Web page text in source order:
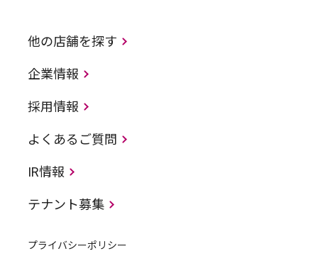
他の店舗を探す
企業情報
採用情報
よくあるご質問
IR情報
テナント募集
プライバシーポリシー